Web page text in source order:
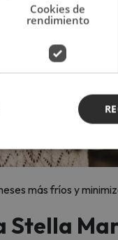
más fríos y
Stella
Cookies de
rendimiento